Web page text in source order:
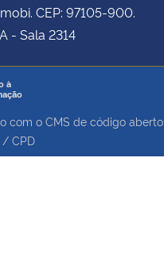
CEP: 97105-900.
- Sala 2314
à
com o CMS de código aberto
/ CPD